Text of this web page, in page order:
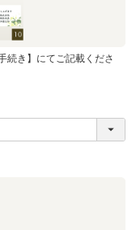
続き】にてご記載くださ